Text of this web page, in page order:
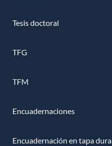
Tesis doctoral
TFG
TFM
Encuadernaciones
Encuadernación en tapa dura